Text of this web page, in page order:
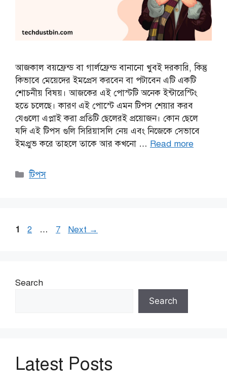
আজকাল বয়ফ্রেন্ড বা গার্লফ্রেন্ড বানানো খুবই দরকারি, কিন্তু
কিভাবে মেয়েদের ইমপ্রেস করবেন বা পটাবেন এটি একটি
শোচনীয় বিষয়। আজকের এই পোস্টটি অনেক ইন্টারেস্টিং
হতে চলেছে। কারণ এই পোস্টে এমন টিপস শেয়ার করব
যেগুলো এপ্লাই করা প্রতিটি ছেলেরই প্রয়োজন। কোন ছেলে
যদি এই টিপস গুলি সিরিয়াসলি নেয় এবং নিজেকে সেভাবে
ইমপ্রুভ করে তাহলে তাকে আর কখনো … Read more
Categories
টিপস
Page
1 Page
2 … Page
7 Next →
Search
Search
Latest Posts